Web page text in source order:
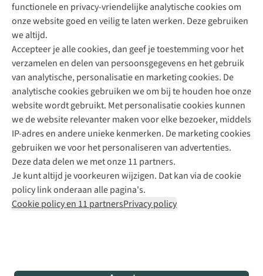
functionele en privacy-vriendelijke analytische cookies om
onze website goed en veilig te laten werken. Deze gebruiken
we altijd.
Accepteer je alle cookies, dan geef je toestemming voor het
verzamelen en delen van persoonsgegevens en het gebruik
van analytische, personalisatie en marketing cookies. De
analytische cookies gebruiken we om bij te houden hoe onze
website wordt gebruikt. Met personalisatie cookies kunnen
we de website relevanter maken voor elke bezoeker, middels
IP-adres en andere unieke kenmerken. De marketing cookies
gebruiken we voor het personaliseren van advertenties.
Deze data delen we met onze 11 partners.
Je kunt altijd je voorkeuren wijzigen. Dat kan via de cookie
policy link onderaan alle pagina's.
Cookie policy en 11 partnersPrivacy policy
Direct advies van een Buitenexpert
+31 (0)85 888 50 88
+31 6 12 28 49 80
Contactformulier